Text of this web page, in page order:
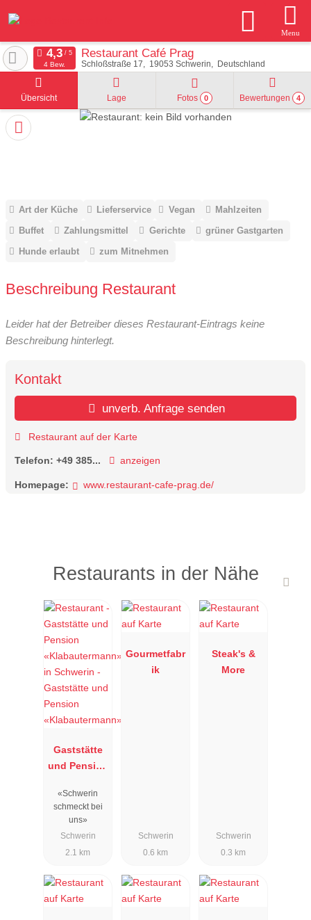
Menu
Restaurant Café Prag
Schloßstraße 17 19053 Schwerin Deutschland
4 Bew.
Übersicht Lage Fotos 0 Bewertungen 4
Art der Küche Lieferservice Vegan
Mahlzeiten
Buffet
Zahlungsmittel Gerichte
grüner Gastgarten
Hunde erlaubt
zum Mitnehmen
Beschreibung Restaurant
Leider hat der Betreiber dieses Restaurant-Eintrags keine
Beschreibung hinterlegt.
Kontakt
unverb. Anfrage senden
Restaurant auf der Karte
Telefon: +49 385... anzeigen
Homepage: www.restaurant-cafe-prag.de/
Restaurants in der Nähe
Gaststätte
und Pension
ann»
«Schwerin
schmeckt bei
uns»
Schwerin
2.1 km
Gourmetfabr
ik
Schwerin
0.6 km
Steak's &
More
Schwerin
0.3 km